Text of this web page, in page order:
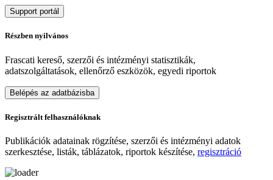
Support portál
Részben nyilvános
Frascati kereső, szerzői és intézményi statisztikák,
adatszolgáltatások, ellenőrző eszközök, egyedi riportok
Belépés az adatbázisba
Regisztrált felhasználóknak
Publikációk adatainak rögzítése, szerzői és intézményi adatok
szerkesztése, listák, táblázatok, riportok készítése, regisztráció